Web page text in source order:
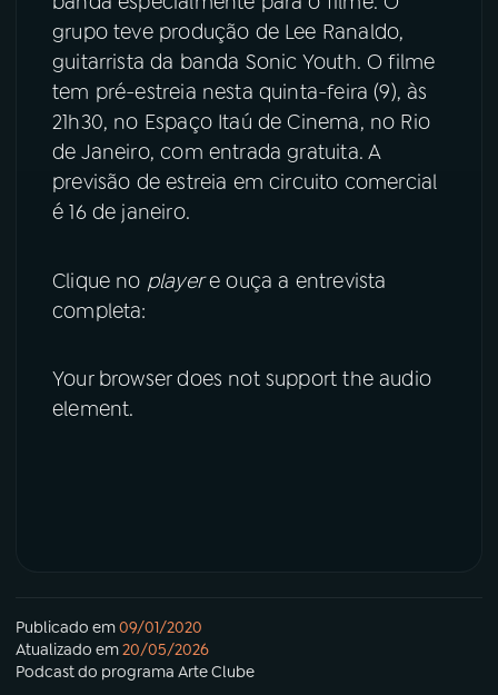
grupo teve produção de Lee Ranaldo,
guitarrista da banda Sonic Youth. O filme
tem pré-estreia nesta quinta-feira (9), às
21h30, no Espaço Itaú de Cinema, no Rio
de Janeiro, com entrada gratuita. A
previsão de estreia em circuito comercial
é 16 de janeiro.
Clique no playere ouça a entrevista
completa:
Your browser does not support the audio
element.
Publicado em09/01/2020
Atualizado em20/05/2026
Podcastdo programa Arte Clube